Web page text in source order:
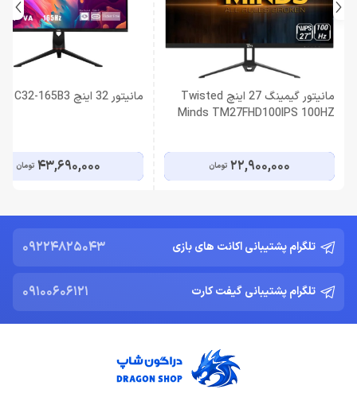
مانیتور گیمینگ 27 اینچ Twisted
Minds TM27FHD100IPS 100HZ
22,900,000 تومان
مانیتور 32 اینچ Fater C32-165B3
43,690,000 تومان
تلگرام پشتیبانی اکانت های بازی 09224825043
تلگرام پشتیبانی گیفت کارت 09100606121